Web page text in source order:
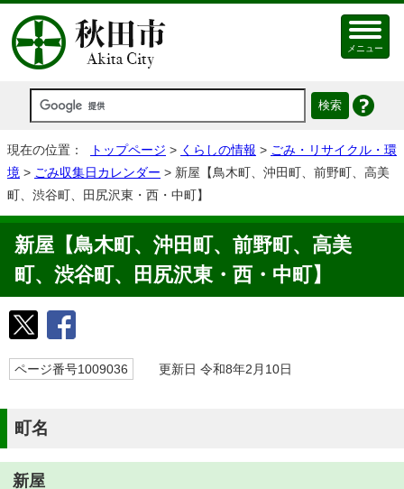
メニュー
現在の位置： トップページ > くらしの情報 > ごみ・リサイクル・環
境 > ごみ収集日カレンダー > 新屋【鳥木町、沖田町、前野町、高美
町、渋谷町、田尻沢東・西・中町】
新屋【鳥木町、沖田町、前野町、高美
町、渋谷町、田尻沢東・西・中町】
ページ番号1009036 更新日 令和8年2月10日
町名
新屋